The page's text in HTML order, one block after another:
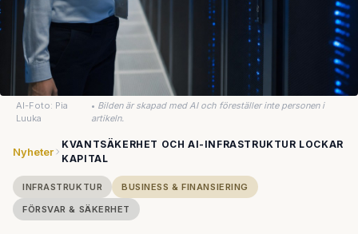
AI-Foto: Pia
Luuka
• Bilden är skapad med AI och föreställer inte personen i
artikeln.
Nyheter
KVANTSÄKERHET OCH AI-INFRASTRUKTUR LOCKAR
KAPITAL
INFRASTRUKTUR
BUSINESS & FINANSIERING
FÖRSVAR & SÄKERHET